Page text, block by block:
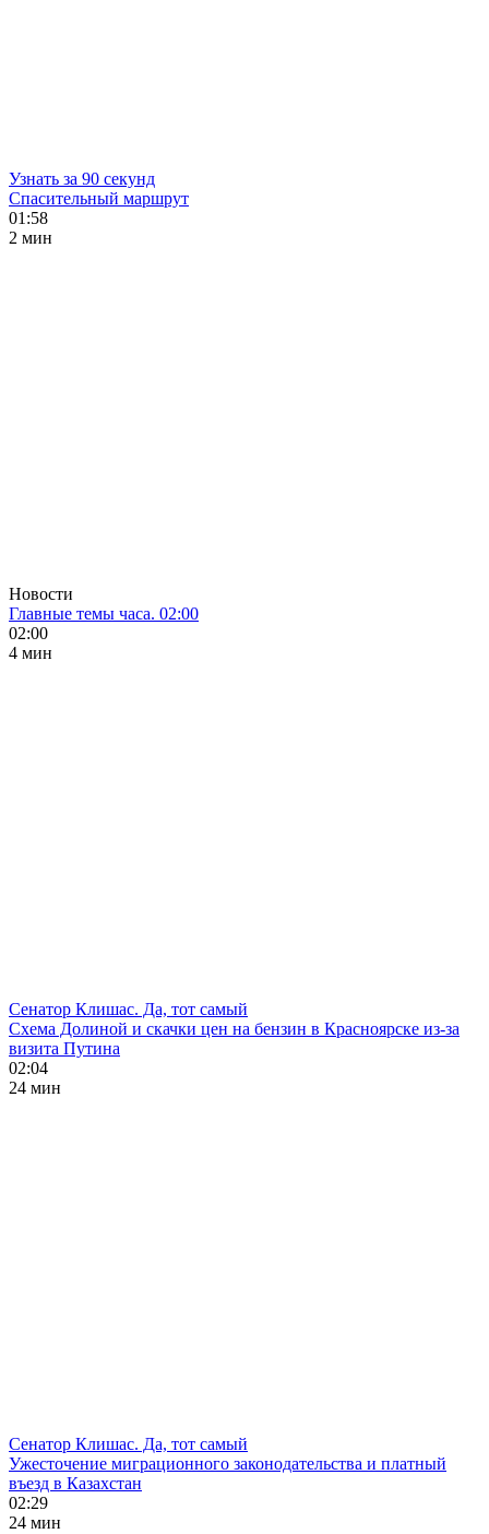
Узнать за 90 секунд
Спасительный маршрут
01:58
2 мин
Новости
Главные темы часа. 02:00
02:00
4 мин
Сенатор Клишас. Да, тот самый
Схема Долиной и скачки цен на бензин в Красноярске из-за
визита Путина
02:04
24 мин
Сенатор Клишас. Да, тот самый
Ужесточение миграционного законодательства и платный
въезд в Казахстан
02:29
24 мин